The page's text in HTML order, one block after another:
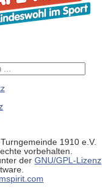
1910 e.V.
vorbehalten.
der GNU/GPL-Lizenz